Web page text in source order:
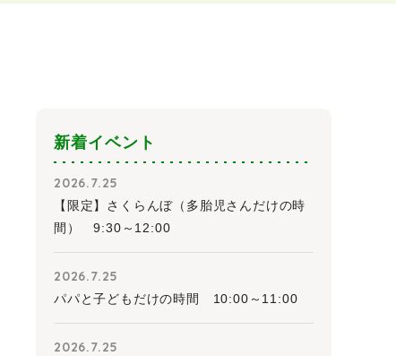
新着イベント
2026.7.25
【限定】さくらんぼ（多胎児さんだけの時
間） 9:30～12:00
2026.7.25
パパと子どもだけの時間 10:00～11:00
2026.7.25